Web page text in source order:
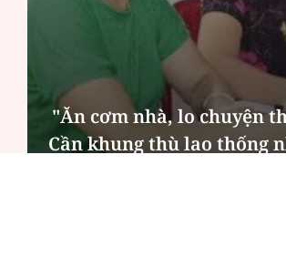
MSB: Lợi nhuận quý II